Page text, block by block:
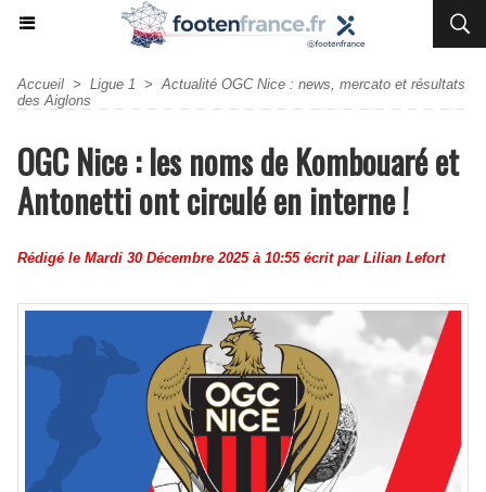
Accueil > Ligue 1 > Actualité OGC Nice : news, mercato et résultats
des Aiglons
OGC Nice : les noms de Kombouaré et
Antonetti ont circulé en interne !
Rédigé le Mardi 30 Décembre 2025 à 10:55 écrit par Lilian Lefort